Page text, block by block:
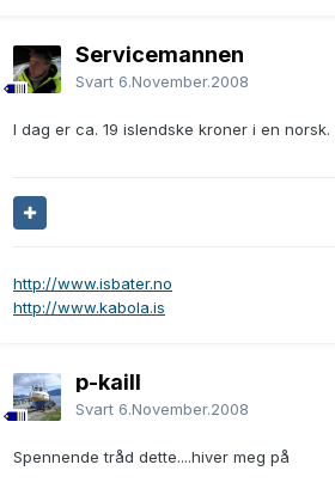
Servicemannen
Svart 6.November.2008
I dag er ca. 19 islendske kroner i en norsk.
http://www.isbater.no
http://www.kabola.is
p-kaill
Svart 6.November.2008
Spennende tråd dette....hiver meg på